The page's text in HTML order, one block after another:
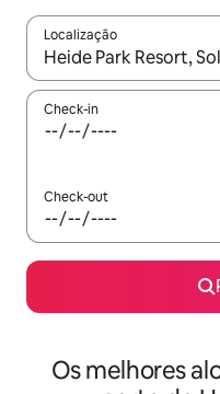
Localização
Quando os resultados
Check-in
Check-out
Os melhores